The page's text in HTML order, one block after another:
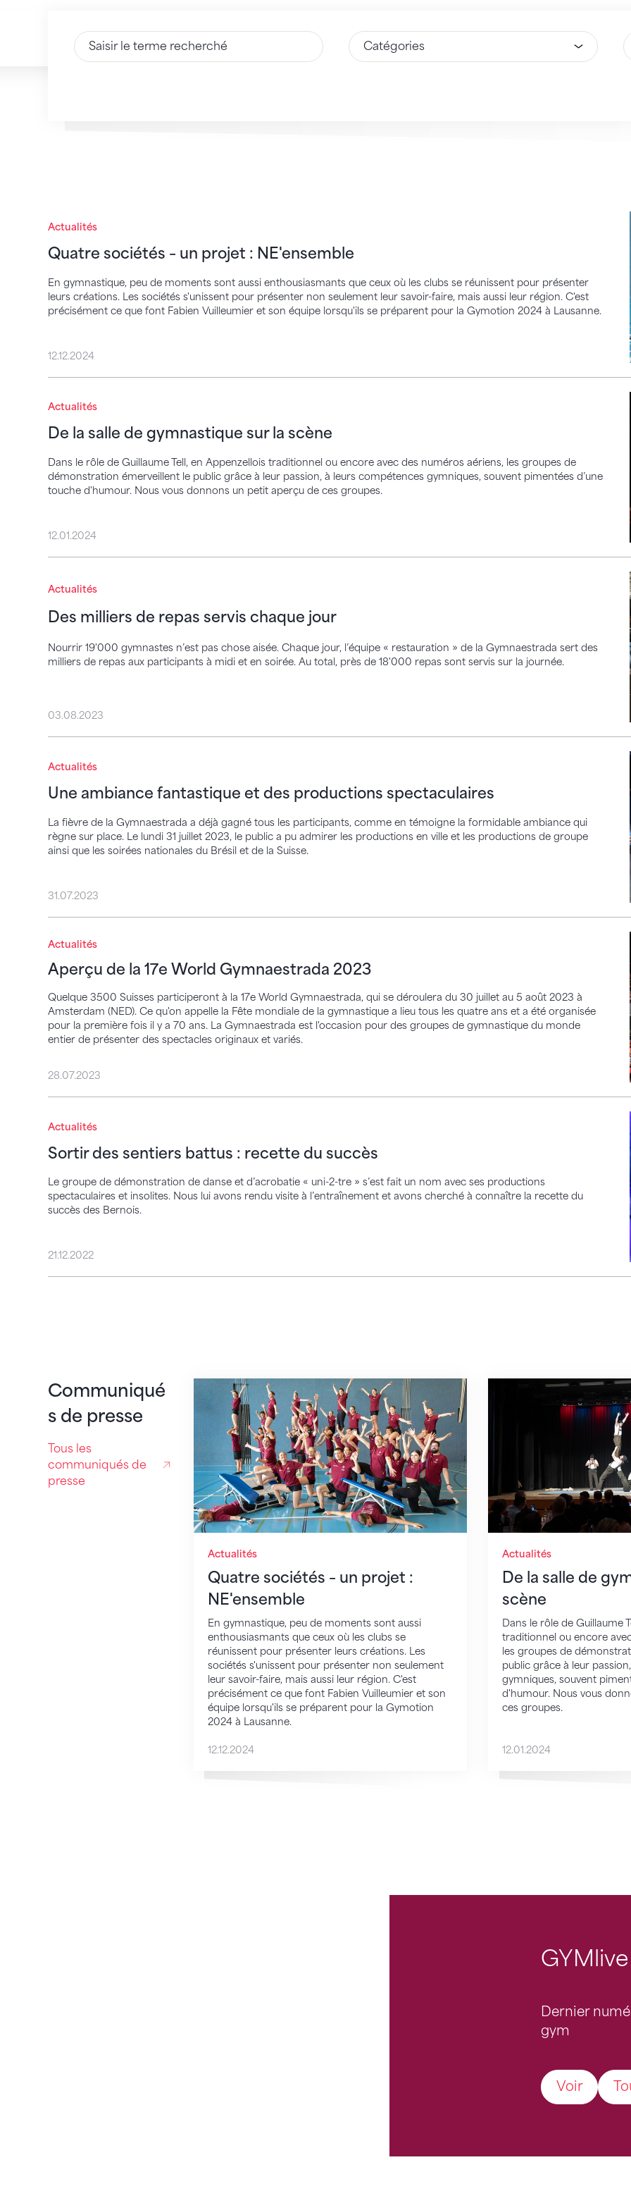
Saisir du texte Sélectionnez une option
Actualités
Quatre sociétés – un projet : NE'ensemble
En gymnastique, peu de moments sont aussi enthousiasmants que ceux où les clubs se réunissent pour présenter
leurs créations. Les sociétés s'unissent pour présenter non seulement leur savoir-faire, mais aussi leur région. C'est
précisément ce que font Fabien Vuilleumier et son équipe lorsqu'ils se préparent pour la Gymotion 2024 à Lausanne.
Quatre sociétés – un projet : NE'ensemble
12.12.2024
Actualités
De la salle de gymnastique sur la scène
Dans le rôle de Guillaume Tell, en Appenzellois traditionnel ou encore avec des numéros aériens, les groupes de
démonstration émerveillent le public grâce à leur passion, à leurs compétences gymniques, souvent pimentées d’une
touche d'humour. Nous vous donnons un petit aperçu de ces groupes.
De la salle de gymnastique sur la scène
12.01.2024
Actualités
Des milliers de repas servis chaque jour
Nourrir 19'000 gymnastes n’est pas chose aisée. Chaque jour, l’équipe « restauration » de la Gymnaestrada sert des
milliers de repas aux participants à midi et en soirée. Au total, près de 18'000 repas sont servis sur la journée.
03.08.2023
Actualités
Une ambiance fantastique et des productions spectaculaires
La fièvre de la Gymnaestrada a déjà gagné tous les participants, comme en témoigne la formidable ambiance qui
règne sur place. Le lundi 31 juillet 2023, le public a pu admirer les productions en ville et les productions de groupe
ainsi que les soirées nationales du Brésil et de la Suisse.
Une ambiance fantastique et des productions spectaculaires
31.07.2023
Actualités
Aperçu de la 17e World Gymnaestrada 2023
Quelque 3500 Suisses participeront à la 17e World Gymnaestrada, qui se déroulera du 30 juillet au 5 août 2023 à
Amsterdam (NED). Ce qu'on appelle la Fête mondiale de la gymnastique a lieu tous les quatre ans et a été organisée
pour la première fois il y a 70 ans. La Gymnaestrada est l'occasion pour des groupes de gymnastique du monde
entier de présenter des spectacles originaux et variés.
Aperçu de la 17e World Gymnaestrada 2023
28.07.2023
Actualités
Sortir des sentiers battus : recette du succès
Le groupe de démonstration de danse et d’acrobatie « uni-2-tre » s’est fait un nom avec ses productions
spectaculaires et insolites. Nous lui avons rendu visite à l’entraînement et avons cherché à connaître la recette du
succès des Bernois.
Sortir des sentiers battus : recette du succès
21.12.2022
Communiqué
s de presse
Tous les
communiqués de
presse
Actualités
Quatre sociétés – un projet :
NE'ensemble
En gymnastique, peu de moments sont aussi
enthousiasmants que ceux où les clubs se
réunissent pour présenter leurs créations. Les
sociétés s'unissent pour présenter non seulement
leur savoir-faire, mais aussi leur région. C'est
précisément ce que font Fabien Vuilleumier et son
équipe lorsqu'ils se préparent pour la Gymotion
2024 à Lausanne.
Quatre sociétés – un projet : NE'ensemble
12.12.2024
Actualités
De la salle de
scène
Dans le rôle de Guillaume
traditionnel ou encore
les groupes de
public grâce à leur
gymniques, souvent
d'humour. Nous vous
ces groupes.
De la salle de
12.01.2024
GYMlive
Dernier
gym
Voir